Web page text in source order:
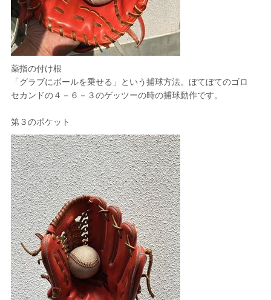
薬指の付け根
「グラブにボールを乗せる」という捕球方法。ぼてぼてのゴロ
セカンドの４－６－３のゲッツーの時の捕球動作です。
第３のポケット